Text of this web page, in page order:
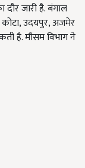
दौर जारी है. बंगाल
उदयपुर, अजमेर
है. मौसम विभाग ने